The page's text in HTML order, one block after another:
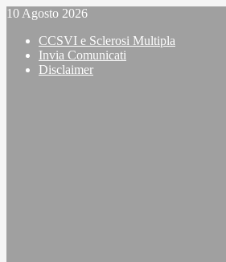
Vai
contenuto
10 Agosto 2026
CCSVI e Sclerosi Multipla
Invia Comunicati
Disclaimer